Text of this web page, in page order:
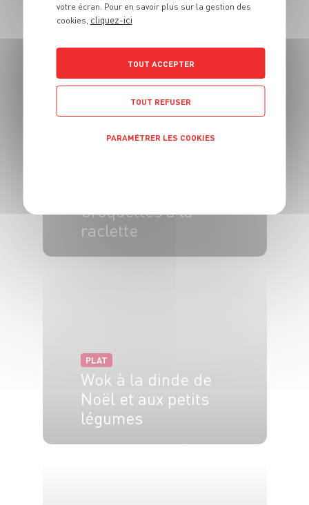
PLAT
Truite meunière
Croquettes à la
raclette
PLAT
Wok à la dinde de
Noël et aux petits
légumes
votre écran. Pour en savoir plus sur la gestion des
cookies, cliquez-ici
TOUT ACCEPTER
TOUT REFUSER
PARAMÉTRER LES COOKIES